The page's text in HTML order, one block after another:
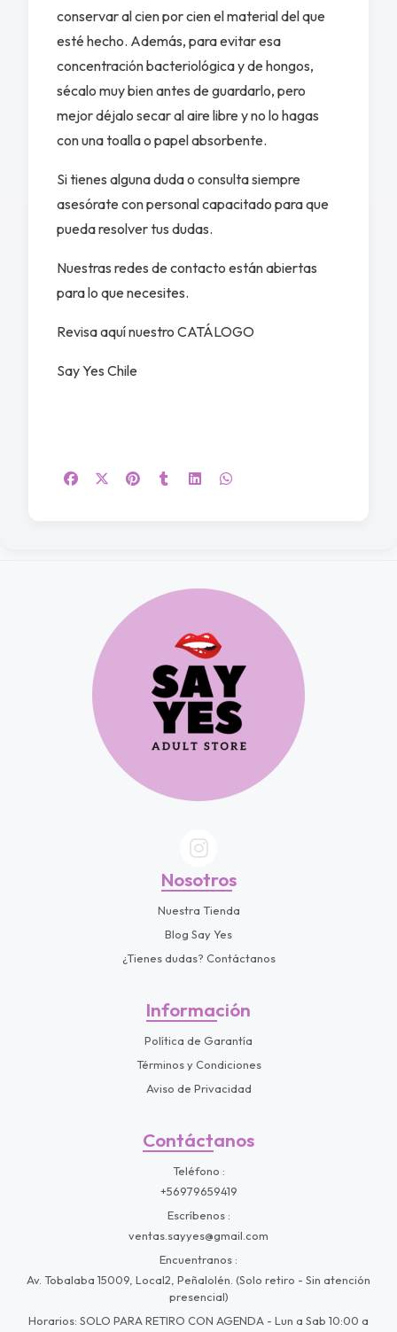
conservar al cien por cien el material del que
esté hecho. Además, para evitar esa
concentración bacteriológica y de hongos,
sécalo muy bien antes de guardarlo, pero
mejor déjalo secar al aire libre y no lo hagas
con una toalla o papel absorbente.
Si tienes alguna duda o consulta siempre
asesórate con personal capacitado para que
pueda resolver tus dudas.
Nuestras redes de contacto están abiertas
para lo que necesites.
Revisa aquí nuestro CATÁLOGO
Say Yes Chile
Nosotros
Nuestra Tienda
Blog Say Yes
¿Tienes dudas? Contáctanos
Información
Política de Garantía
Términos y Condiciones
Aviso de Privacidad
Contáctanos
Teléfono
+56979659419
Escríbenos
ventas.sayyes@gmail.com
Encuentranos
Av. Tobalaba 15009, Local2, Peñalolén. (Solo retiro - Sin atención
presencial)
Horarios: SOLO PARA RETIRO CON AGENDA - Lun a Sab 10:00 a